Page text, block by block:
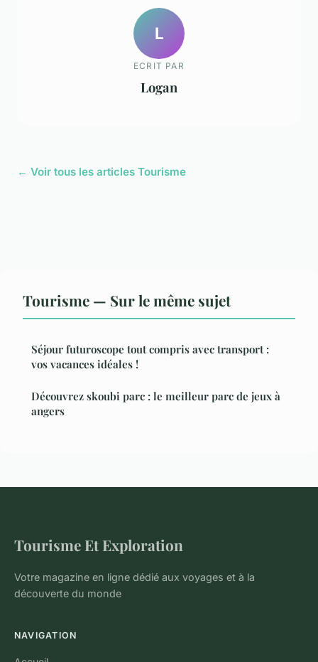
L
ECRIT PAR
Logan
← Voir tous les articles Tourisme
Tourisme — Sur le même sujet
Séjour futuroscope tout compris avec transport :
vos vacances idéales !
Découvrez skoubi parc : le meilleur parc de jeux à
angers
Tourisme Et Exploration
Votre magazine en ligne dédié aux voyages et à la
découverte du monde
NAVIGATION